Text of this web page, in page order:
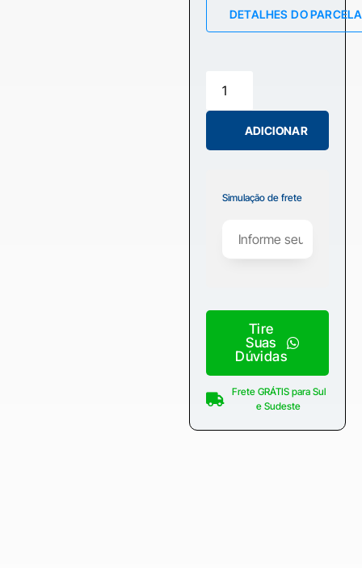
DETALHES DO
ADICIONAR
Simulação de frete
Tire
Suas
Dúvidas
Frete GRÁTIS para Sul
e Sudeste